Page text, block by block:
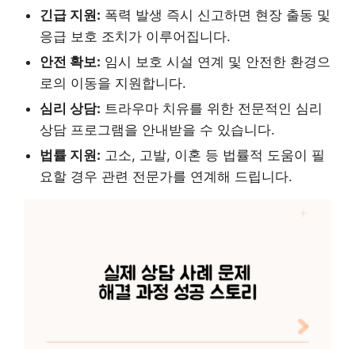
긴급 지원: 폭력 발생 즉시 신고하면 현장 출동 및
응급 보호 조치가 이루어집니다.
안전 확보: 임시 보호 시설 연계 및 안전한 환경으
로의 이동을 지원합니다.
심리 상담: 트라우마 치유를 위한 전문적인 심리
상담 프로그램을 안내받을 수 있습니다.
법률 지원: 고소, 고발, 이혼 등 법률적 도움이 필
요할 경우 관련 전문가를 연계해 드립니다.